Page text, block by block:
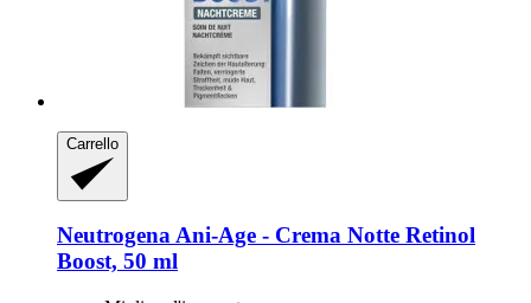
Carrello
NeutrogenaAni-​Age -​ Crema Notte Retinol
Boost, 50 ml